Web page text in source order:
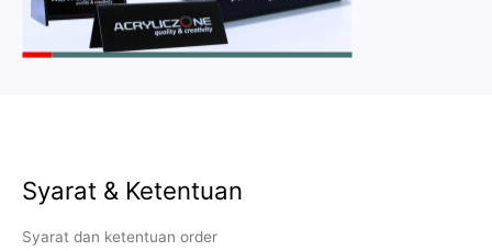
Syarat & Ketentuan
Syarat dan ketentuan order